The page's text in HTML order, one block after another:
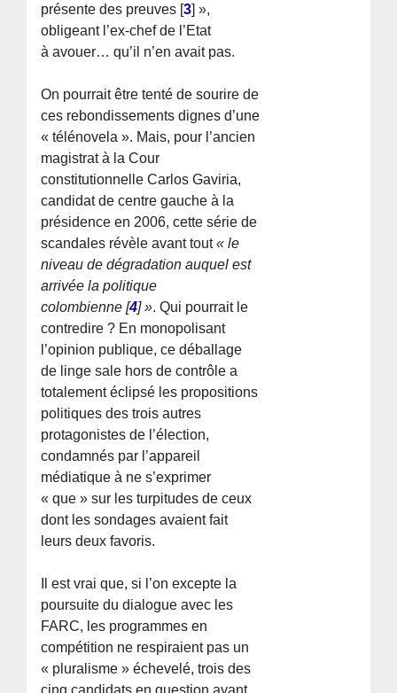
présente des preuves [3] »,
obligeant l’ex-chef de l’Etat
à avouer… qu’il n’en avait pas.
On pourrait être tenté de sourire de
ces rebondissements dignes d’une
« télénovela ». Mais, pour l’ancien
magistrat à la Cour
constitutionnelle Carlos Gaviria,
candidat de centre gauche à la
présidence en 2006, cette série de
scandales révèle avant tout« le
niveau de dégradation auquel est
arrivée la politique
colombienne [4]». Qui pourrait le
contredire ? En monopolisant
l’opinion publique, ce déballage
de linge sale hors de contrôle a
totalement éclipsé les propositions
politiques des trois autres
protagonistes de l’élection,
condamnés par l’appareil
médiatique à ne s’exprimer
« que » sur les turpitudes de ceux
dont les sondages avaient fait
leurs deux favoris.
Il est vrai que, si l’on excepte la
poursuite du dialogue avec les
FARC, les programmes en
compétition ne respiraient pas un
« pluralisme » échevelé, trois des
cinq candidats en question ayant